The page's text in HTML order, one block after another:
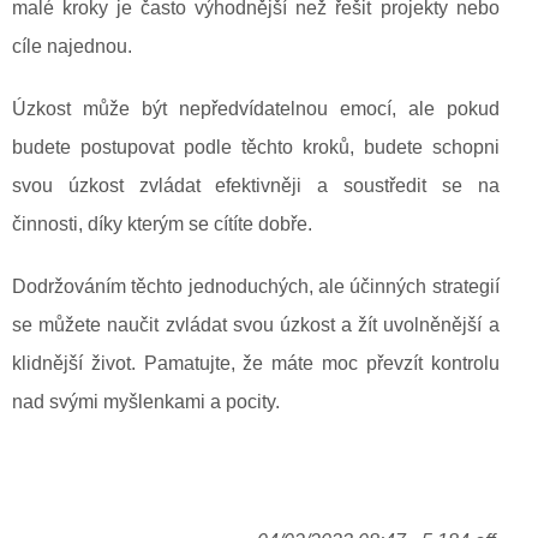
malé kroky je často výhodnější než řešit projekty nebo
cíle najednou.
Úzkost může být nepředvídatelnou emocí, ale pokud
budete postupovat podle těchto kroků, budete schopni
svou úzkost zvládat efektivněji a soustředit se na
činnosti, díky kterým se cítíte dobře.
Dodržováním těchto jednoduchých, ale účinných strategií
se můžete naučit zvládat svou úzkost a žít uvolněnější a
klidnější život. Pamatujte, že máte moc převzít kontrolu
nad svými myšlenkami a pocity.